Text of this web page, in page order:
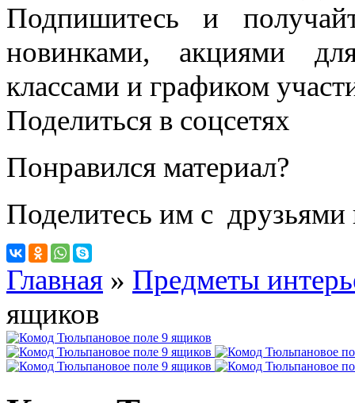
Подпишитесь и
новинками, акциями
классами и графиком
Поделиться в соцсетях
Понравился материал?
Поделитесь им с друзьями
Главная » Предметы
ящиков